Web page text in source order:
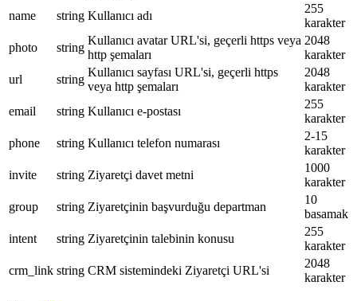
name string Kullanıcı adı
255
karakter
photo
string
Kullanıcı avatar URL'si, geçerli https veya
http şemaları
2048
karakter
url
string
Kullanıcı sayfası URL'si, geçerli https
veya http şemaları
2048
karakter
email
string Kullanıcı e-postası
255
karakter
phone
string Kullanıcı telefon numarası
2-15
karakter
invite
string Ziyaretçi davet metni
1000
karakter
group
string Ziyaretçinin başvurduğu departman
10
basamak
intent
string Ziyaretçinin talebinin konusu
255
karakter
crm_link string CRM sistemindeki Ziyaretçi URL'si
2048
karakter